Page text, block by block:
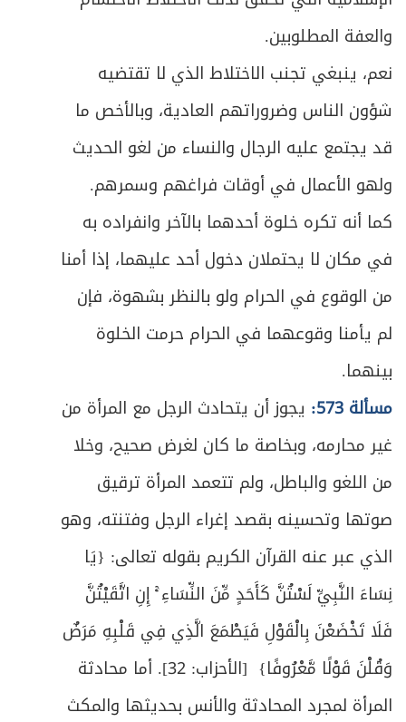
والعفة المطلوبين.
نعم، ينبغي تجنب الاختلاط الذي لا تقتضيه
شؤون الناس وضروراتهم العادية، وبالأخص ما
قد يجتمع عليه الرجال والنساء من لغو الحديث
ولهو الأعمال في أوقات فراغهم وسمرهم.
كما أنه تكره خلوة أحدهما بالآخر وانفراده به
في مكان لا يحتملان دخول أحد عليهما، إذا أمنا
من الوقوع في الحرام ولو بالنظر بشهوة، فإن
لم يأمنا وقوعهما في الحرام حرمت الخلوة
بينهما.
مسألة 573:
يجوز أن يتحادث الرجل مع المرأة من
غير محارمه، وبخاصة ما كان لغرض صحيح، وخلا
من اللغو والباطل، ولم تتعمد المرأة ترقيق
صوتها وتحسينه بقصد إغراء الرجل وفتنته، وهو
الذي عبر عنه القرآن الكريم بقوله تعالى: {يَا
نِسَاءَ النَّبِيِّ لَسْتُنَّ كَأَحَدٍ مِّنَ النِّسَاءِ ۚ إِنِ اتَّقَيْتُنَّ
فَلَا تَخْضَعْنَ بِالْقَوْلِ فَيَطْمَعَ الَّذِي فِي قَلْبِهِ مَرَضٌ
وَقُلْنَ قَوْلًا مَّعْرُوفًا} [الأحزاب: 32]. أما محادثة
المرأة لمجرد المحادثة والأنس بحديثها والمكث